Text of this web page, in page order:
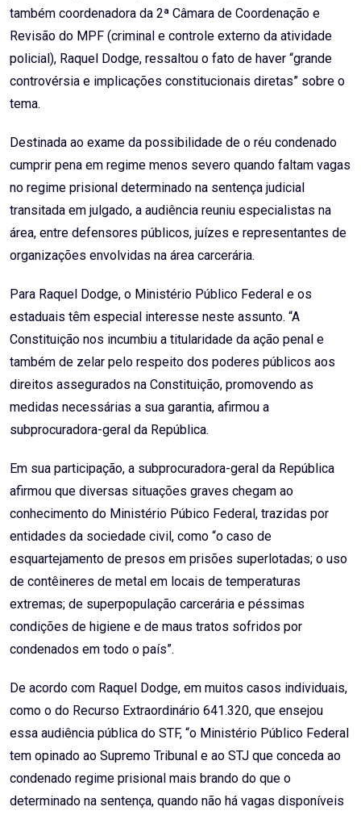
também coordenadora da 2ª Câmara de Coordenação e
Revisão do MPF (criminal e controle externo da atividade
policial), Raquel Dodge, ressaltou o fato de haver “grande
controvérsia e implicações constitucionais diretas” sobre o
tema.
Destinada ao exame da possibilidade de o réu condenado
cumprir pena em regime menos severo quando faltam vagas
no regime prisional determinado na sentença judicial
transitada em julgado, a audiência reuniu especialistas na
área, entre defensores públicos, juízes e representantes de
organizações envolvidas na área carcerária.
Para Raquel Dodge, o Ministério Público Federal e os
estaduais têm especial interesse neste assunto. “A
Constituição nos incumbiu a titularidade da ação penal e
também de zelar pelo respeito dos poderes públicos aos
direitos assegurados na Constituição, promovendo as
medidas necessárias a sua garantia, afirmou a
subprocuradora-geral da República.
Em sua participação, a subprocuradora-geral da República
afirmou que diversas situações graves chegam ao
conhecimento do Ministério Púbico Federal, trazidas por
entidades da sociedade civil, como “o caso de
esquartejamento de presos em prisões superlotadas; o uso
de contêineres de metal em locais de temperaturas
extremas; de superpopulação carcerária e péssimas
condições de higiene e de maus tratos sofridos por
condenados em todo o país”.
De acordo com Raquel Dodge, em muitos casos individuais,
como o do Recurso Extraordinário 641.320, que ensejou
essa audiência pública do STF, “o Ministério Público Federal
tem opinado ao Supremo Tribunal e ao STJ que conceda ao
condenado regime prisional mais brando do que o
determinado na sentença, quando não há vagas disponíveis